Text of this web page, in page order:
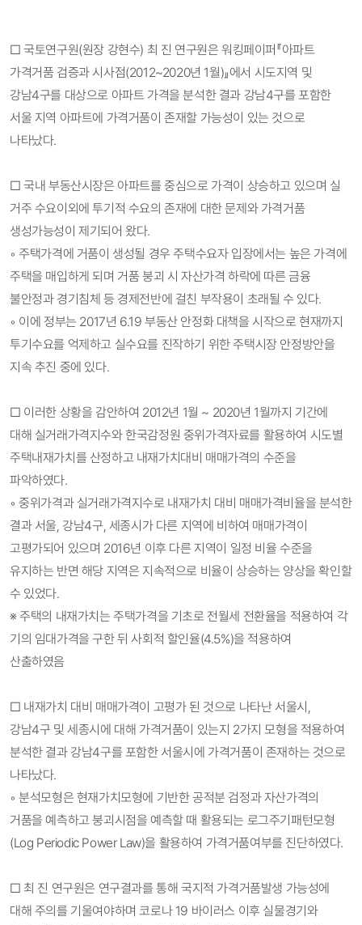
□국토연구원(원장 강현수) 최 진 연구원은 워킹페이퍼『아파트
가격거품 검증과 시사점(2012~2020년 1월)』에서 시도지역 및
강남4구를 대상으로 아파트 가격을 분석한 결과 강남4구를 포함한
서울 지역 아파트에 가격거품이 존재할 가능성이 있는 것으로
나타났다.
□ 국내 부동산시장은 아파트를 중심으로 가격이 상승하고 있으며 실
거주 수요이외에 투기적 수요의 존재에 대한 문제와 가격거품
생성가능성이 제기되어 왔다.
◦ 주택가격에 거품이 생성될 경우 주택수요자 입장에서는 높은 가격에
주택을 매입하게 되며 거품 붕괴 시 자산가격 하락에 따른 금융
불안정과 경기침체 등 경제전반에 걸친 부작용이 초래될 수 있다.
◦ 이에 정부는 2017년 6.19 부동산 안정화 대책을 시작으로 현재까지
투기수요를 억제하고 실수요를 진작하기 위한 주택시장 안정방안을
지속 추진 중에 있다.
□ 이러한 상황을 감안하여 2012년 1월 ~ 2020년 1월까지 기간에
대해 실거래가격지수와 한국감정원 중위가격자료를 활용하여 시도별
주택내재가치를 산정하고 내재가치대비 매매가격의 수준을
파악하였다.
◦ 중위가격과 실거래가격지수로 내재가치 대비 매매가격비율을 분석한
결과 서울, 강남4구, 세종시가 다른 지역에 비하여 매매가격이
고평가되어 있으며 2016년 이후 다른 지역이 일정 비율 수준을
유지하는 반면 해당 지역은 지속적으로 비율이 상승하는 양상을 확인할
수 있었다.
※ 주택의 내재가치는 주택가격을 기초로 전월세 전환율을 적용하여 각
기의 임대가격을 구한 뒤 사회적 할인율(4.5%)을 적용하여
산출하였음
□ 내재가치 대비 매매가격이 고평가 된 것으로 나타난 서울시,
강남4구 및 세종시에 대해 가격거품이 있는지 2가지 모형을 적용하여
분석한 결과 강남4구를 포함한 서울시에 가격거품이 존재하는 것으로
나타났다.
◦ 분석모형은 현재가치모형에 기반한 공적분 검정과 자산가격의
거품을 예측하고 붕괴시점을 예측할 때 활용되는 로그주기패턴모형
(Log Periodic Power Law)을 활용하여 가격거품여부를 진단하였다.
□ 최 진 연구원은 연구결과를 통해 국지적 가격거품발생 가능성에
대해 주의를 기울여야하며 코로나 19 바이러스 이후 실물경기와